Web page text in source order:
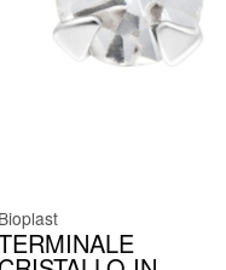
Bioplast